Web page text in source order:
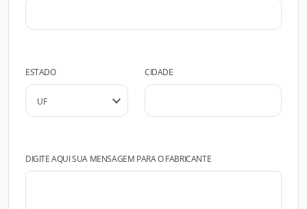
ESTADO CIDADE
DIGITE AQUI SUA MENSAGEM PARA O FABRICANTE